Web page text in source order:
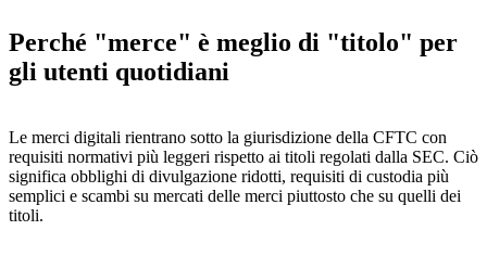
Perché "merce" è meglio di "titolo" per
gli utenti quotidiani
Le merci digitali rientrano sotto la giurisdizione della CFTC con
requisiti normativi più leggeri rispetto ai titoli regolati dalla SEC. Ciò
significa obblighi di divulgazione ridotti, requisiti di custodia più
semplici e scambi su mercati delle merci piuttosto che su quelli dei
titoli.